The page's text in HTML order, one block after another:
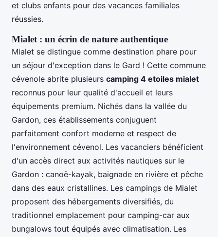
et clubs enfants pour des vacances familiales
réussies.
Mialet : un écrin de nature authentique
Mialet se distingue comme destination phare pour
un séjour d'exception dans le Gard ! Cette commune
cévenole abrite plusieurs camping 4 etoiles mialet
reconnus pour leur qualité d'accueil et leurs
équipements premium. Nichés dans la vallée du
Gardon, ces établissements conjuguent
parfaitement confort moderne et respect de
l'environnement cévenol. Les vacanciers bénéficient
d'un accès direct aux activités nautiques sur le
Gardon : canoë-kayak, baignade en rivière et pêche
dans des eaux cristallines. Les campings de Mialet
proposent des hébergements diversifiés, du
traditionnel emplacement pour camping-car aux
bungalows tout équipés avec climatisation. Les